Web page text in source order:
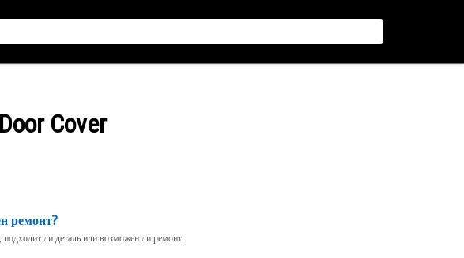
Cover
ремонт?
подходит ли деталь или возможен ли ремонт.